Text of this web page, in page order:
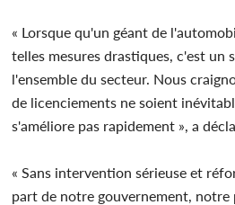
« Lorsque qu'un géant de
telles mesures drastiques, c'est un
l'ensemble du secteur. Nous
de licenciements ne soient
s'améliore pas rapidement », a
« Sans intervention sérieuse et
part de notre gouvernement, notre